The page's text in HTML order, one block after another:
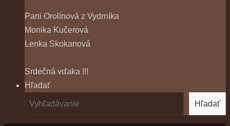
Pani Orolínová z Vydrníka
Monika Kučerová
Lenka Skokanová
Srdečná vďaka !!!
Hľadať
Hľadať